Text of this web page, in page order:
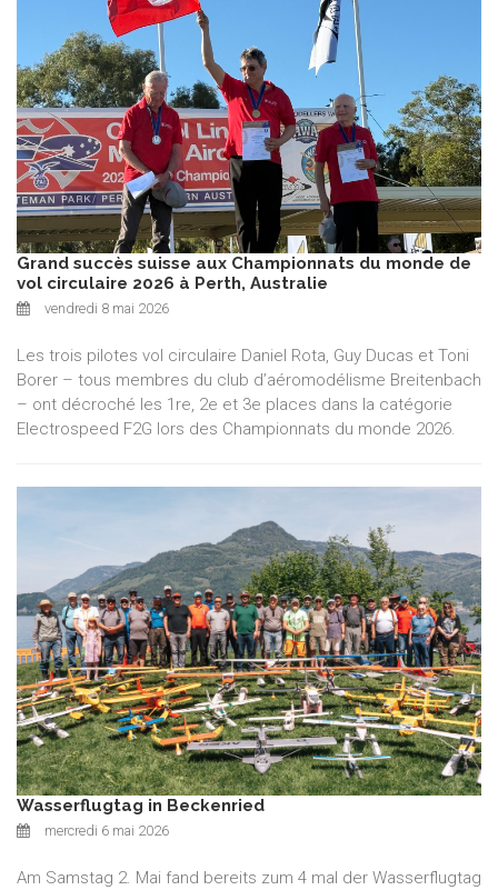
Grand succès suisse aux Championnats du monde de
vol circulaire 2026 à Perth, Australie
vendredi 8 mai 2026
Les trois pilotes vol circulaire Daniel Rota, Guy Ducas et Toni
Borer – tous membres du club d’aéromodélisme Breitenbach
– ont décroché les 1re, 2e et 3e places dans la catégorie
Electrospeed F2G lors des Championnats du monde 2026.
Wasserflugtag in Beckenried
mercredi 6 mai 2026
Am Samstag 2. Mai fand bereits zum 4 mal der Wasserflugtag